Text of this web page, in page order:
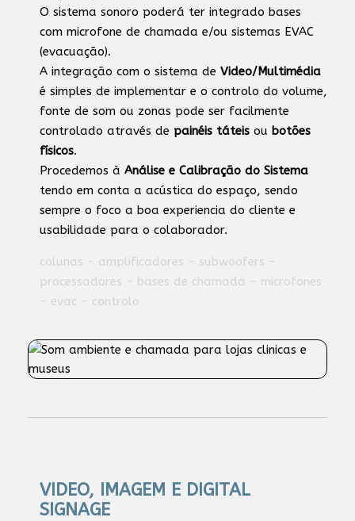
O sistema sonoro poderá ter integrado bases
com microfone de chamada e/ou sistemas EVAC
(evacuação).
A integração com o sistema de Video/Multimédia
é simples de implementar e o controlo do volume,
fonte de som ou zonas pode ser facilmente
controlado através de painéis táteis ou botões
físicos.
Procedemos à Análise e Calibração do Sistema
tendo em conta a acústica do espaço, sendo
sempre o foco a boa experiencia do cliente e
usabilidade para o colaborador.
colunas - amplificadores - subwoofers -
processadores - bases de chamada - microfones
- evac - controlo
VIDEO, IMAGEM E DIGITAL
SIGNAGE